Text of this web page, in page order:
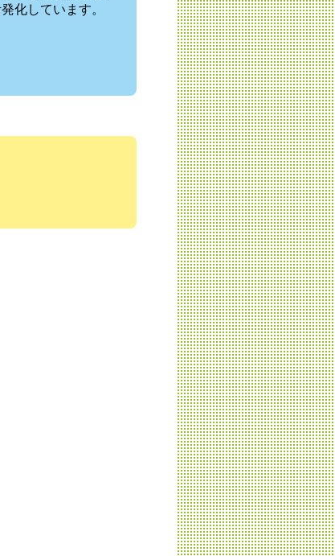
化しています。